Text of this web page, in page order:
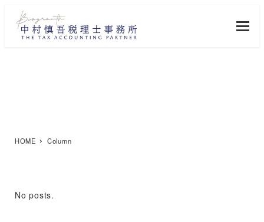
Skip
main
HOME Column
No posts.